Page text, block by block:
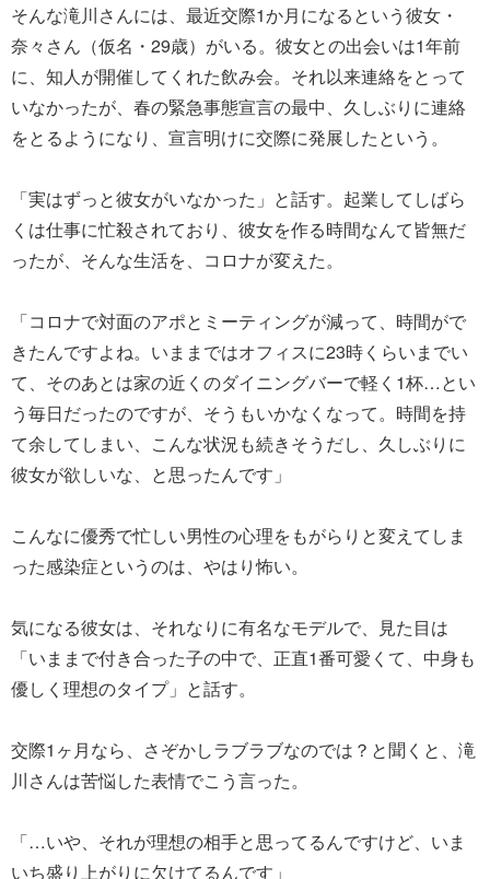
そんな滝川さんには、最近交際1か月になるという彼女・
奈々さん（仮名・29歳）がいる。彼女との出会いは1年前
に、知人が開催してくれた飲み会。それ以来連絡をとって
いなかったが、春の緊急事態宣言の最中、久しぶりに連絡
をとるようになり、宣言明けに交際に発展したという。
「実はずっと彼女がいなかった」と話す。起業してしばら
くは仕事に忙殺されており、彼女を作る時間なんて皆無だ
ったが、そんな生活を、コロナが変えた。
「コロナで対面のアポとミーティングが減って、時間がで
きたんですよね。いままではオフィスに23時くらいまでい
て、そのあとは家の近くのダイニングバーで軽く1杯…とい
う毎日だったのですが、そうもいかなくなって。時間を持
て余してしまい、こんな状況も続きそうだし、久しぶりに
彼女が欲しいな、と思ったんです」
こんなに優秀で忙しい男性の心理をもがらりと変えてしま
った感染症というのは、やはり怖い。
気になる彼女は、それなりに有名なモデルで、見た目は
「いままで付き合った子の中で、正直1番可愛くて、中身も
優しく理想のタイプ」と話す。
交際1ヶ月なら、さぞかしラブラブなのでは？と聞くと、滝
川さんは苦悩した表情でこう言った。
「…いや、それが理想の相手と思ってるんですけど、いま
いち盛り上がりに欠けてるんです」